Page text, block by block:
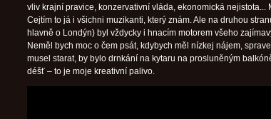
vliv krajní pravice, konzervativní vláda, ekonomická nejistota...
Cejtím to já i všichni muzikanti, který znám. Ale na druhou
hlavně o Londýn) byl vždycky i hnacím motorem všeho
Neměl bych moc o čem psát, kdybych měl nízkej nájem,
musel starat, by bylo drnkání na kytaru na prosluněným
déšť – to je moje kreativní palivo.